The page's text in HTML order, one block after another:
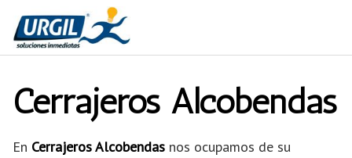
contenido
Cerrajeros Alcobendas
En Cerrajeros Alcobendas nos ocupamos de su